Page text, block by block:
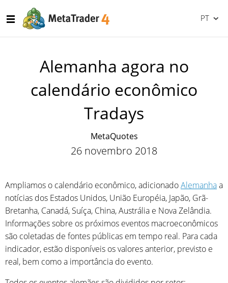
PT
Alemanha agora no
calendário econômico
Tradays
MetaQuotes
26 novembro 2018
Ampliamos o calendário econômico, adicionadoAlemanhaa
notícias dos Estados Unidos, União Européia, Japão, Grã-
Bretanha, Canadá, Suíça, China, Austrália e Nova Zelândia.
Informações sobre os próximos eventos macroeconômicos
são coletadas de fontes públicas em tempo real. Para cada
indicador, estão disponíveis os valores anterior, previsto e
real, bem como a importância do evento.